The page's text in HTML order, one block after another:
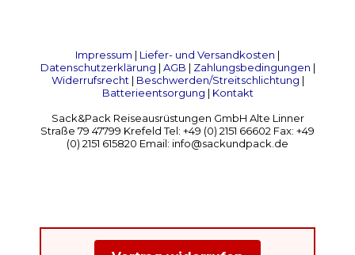
Impressum | Liefer- und Versandkosten |
Datenschutzerklärung | AGB | Zahlungsbedingungen |
Widerrufsrecht| Beschwerden/Streitschlichtung |
Batterieentsorgung | Kontakt
Sack&Pack Reiseausrüstungen GmbH Alte Linner
Straße 79 47799 Krefeld Tel: +49 (0) 2151 66602 Fax: +49
(0) 2151 615820 Email: info@sackundpack.de